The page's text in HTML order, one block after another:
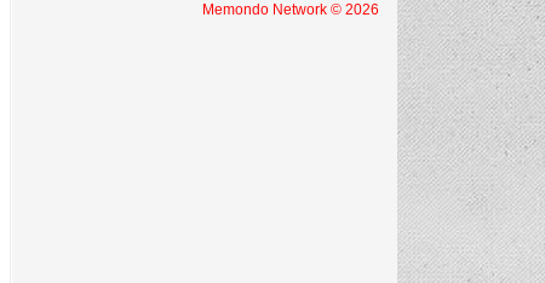
Memondo Network © 2026